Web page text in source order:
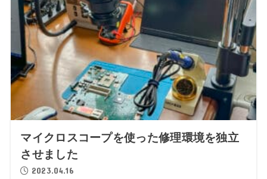
マイクロスコープを使った修理環境を独立
させました
2023.04.16